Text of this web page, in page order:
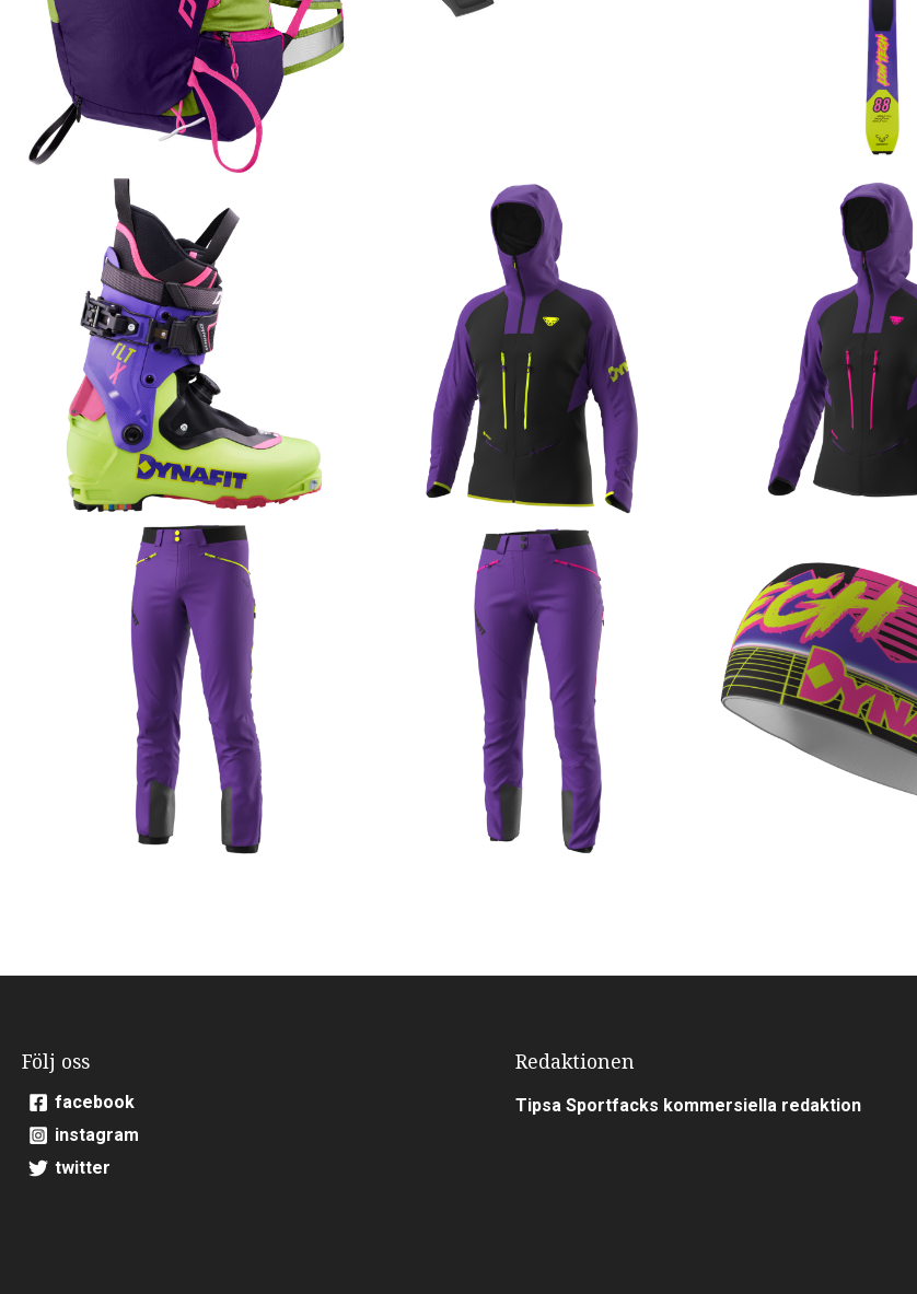
Följ oss
facebook
instagram
twitter
Redaktionen
Tipsa Sportfacks kommersiella redaktion